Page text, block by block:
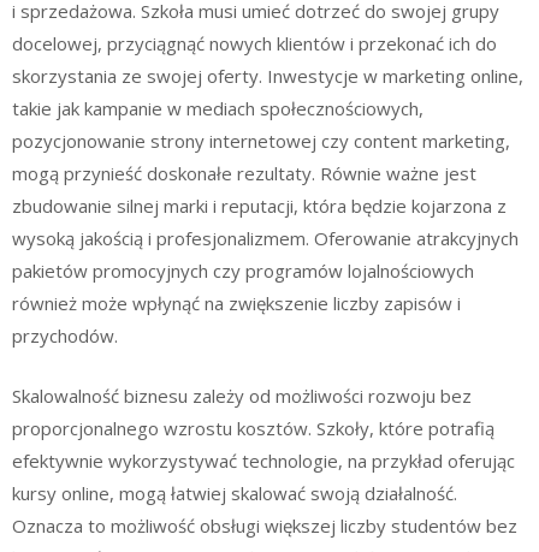
i sprzedażowa. Szkoła musi umieć dotrzeć do swojej grupy
docelowej, przyciągnąć nowych klientów i przekonać ich do
skorzystania ze swojej oferty. Inwestycje w marketing online,
takie jak kampanie w mediach społecznościowych,
pozycjonowanie strony internetowej czy content marketing,
mogą przynieść doskonałe rezultaty. Równie ważne jest
zbudowanie silnej marki i reputacji, która będzie kojarzona z
wysoką jakością i profesjonalizmem. Oferowanie atrakcyjnych
pakietów promocyjnych czy programów lojalnościowych
również może wpłynąć na zwiększenie liczby zapisów i
przychodów.
Skalowalność biznesu zależy od możliwości rozwoju bez
proporcjonalnego wzrostu kosztów. Szkoły, które potrafią
efektywnie wykorzystywać technologie, na przykład oferując
kursy online, mogą łatwiej skalować swoją działalność.
Oznacza to możliwość obsługi większej liczby studentów bez